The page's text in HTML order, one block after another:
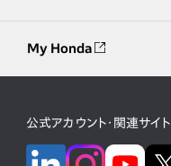
My Honda
公式アカウント・関連サイト